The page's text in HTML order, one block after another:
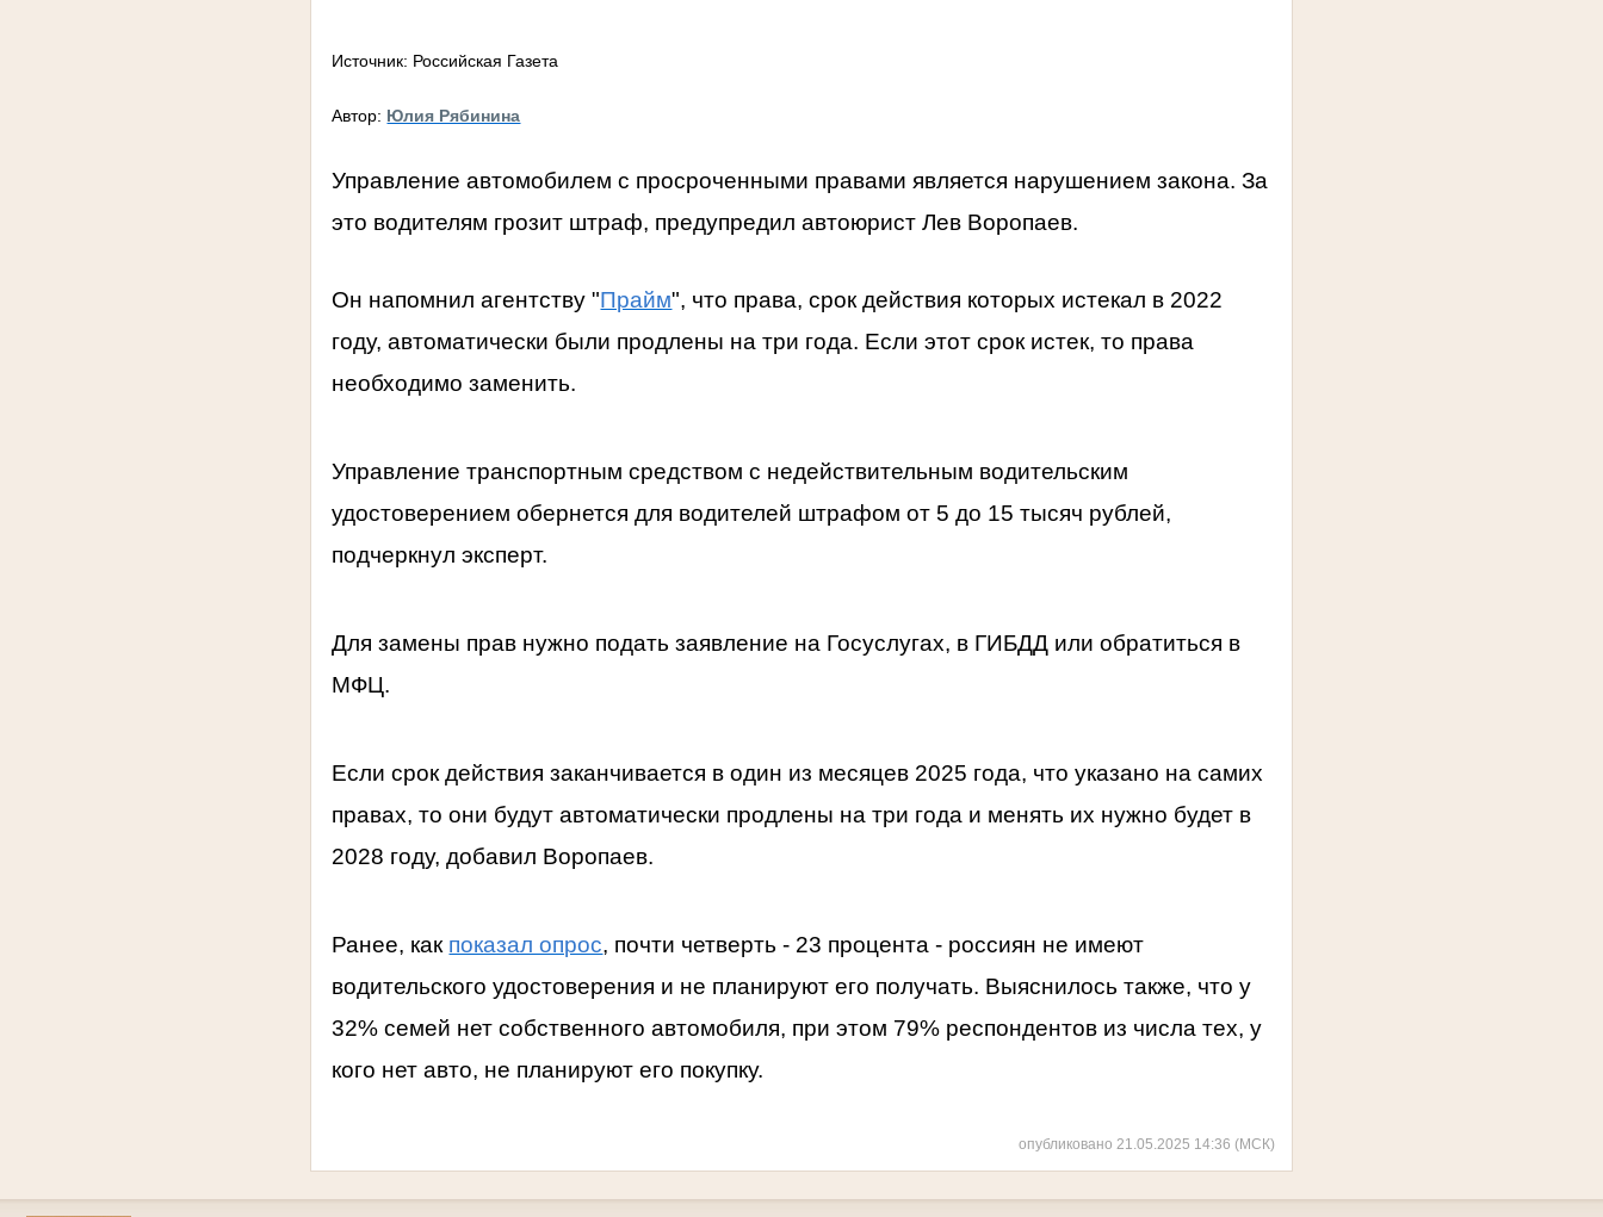
Источник: Российская Газета
Автор: Юлия Рябинина
Управление автомобилем с просроченными правами является нарушением закона. За
это водителям грозит штраф, предупредил автоюрист Лев Воропаев.
Он напомнил агентству "Прайм", что права, срок действия которых истекал в 2022
году, автоматически были продлены на три года. Если этот срок истек, то права
необходимо заменить.
Управление транспортным средством с недействительным водительским
удостоверением обернется для водителей штрафом от 5 до 15 тысяч рублей,
подчеркнул эксперт.
Для замены прав нужно подать заявление на Госуслугах, в ГИБДД или обратиться в
МФЦ.
Если срок действия заканчивается в один из месяцев 2025 года, что указано на самих
правах, то они будут автоматически продлены на три года и менять их нужно будет в
2028 году, добавил Воропаев.
Ранее, как показал опрос, почти четверть - 23 процента - россиян не имеют
водительского удостоверения и не планируют его получать. Выяснилось также, что у
32% семей нет собственного автомобиля, при этом 79% респондентов из числа тех, у
кого нет авто, не планируют его покупку.
опубликовано 21.05.2025 14:36 (МСК)